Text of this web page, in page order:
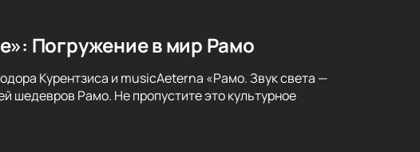
Погружение в мир Рамо
Курентзиса и musicAeterna «Рамо. Звук света —
шедевров Рамо. Не пропустите это культурное